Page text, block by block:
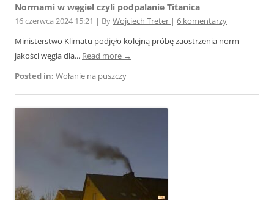
Normami w węgiel czyli podpalanie Titanica
16 czerwca 2024 15:21 | ByWojciech Treter | 6 komentarzy
Ministerstwo Klimatu podjęło kolejną próbę zaostrzenia norm
jakości węgla dla... Read more →
Posted in: Wołanie na puszczy